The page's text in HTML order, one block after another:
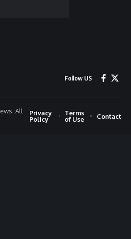
Follow US
All
Privacy
Policy
Terms
of Use
Contact